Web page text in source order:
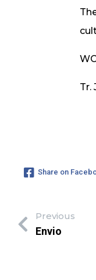
Tr.
Share on
Previous
Envio